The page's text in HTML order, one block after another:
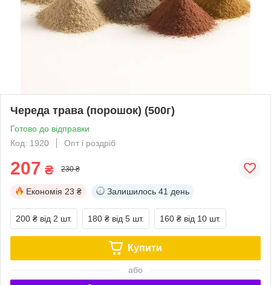
Череда трава (порошок) (500г)
Готово до відправки
Код: 1920
Опт і роздріб
207 ₴ 230 ₴
Економія 23 ₴ Залишилось 41 день
200 ₴ від 2 шт. 180 ₴ від 5 шт. 160 ₴ від 10 шт.
Купити
або